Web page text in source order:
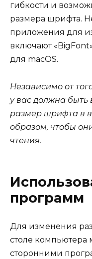
гибкости и
размера шрифта.
приложения для
включают
для macOS.
Независимо от
у вас должна быть
размер шрифта в
образом, чтобы
чтения.
программ
Для изменения
столе компьютера
сторонними